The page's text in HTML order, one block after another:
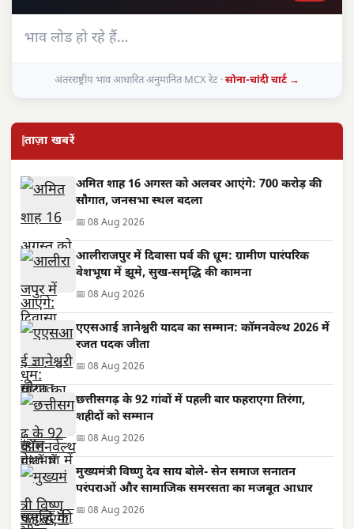
भाव लोड हो रहे हैं…
अंतरराष्ट्रीय भाव आधारित अनुमानित MCX रेट ·सोना-चांदी चार्ट →
ताज़ा खबरें
अमित शाह 16 अगस्त को अलवर आएंगे: 700 करोड़ की
सौगात, जनसभा स्थल बदला
📅 08 Aug 2026
आलीराजपुर में दिवासा पर्व की धूम: ग्रामीण पारंपरिक
वेशभूषा में झूमे, सुख-समृद्धि की कामना
📅 08 Aug 2026
एएसआई ज्ञानेश्वरी यादव का सम्मान: कॉमनवेल्थ 2026 में
रजत पदक जीता
📅 08 Aug 2026
छत्तीसगढ़ के 92 गांवों में पहली बार फहराएगा तिरंगा,
शहीदों को सम्मान
📅 08 Aug 2026
मुख्यमंत्री विष्णु देव साय बोले- सेन समाज सनातन
परंपराओं और सामाजिक समरसता का मजबूत आधार
📅 08 Aug 2026